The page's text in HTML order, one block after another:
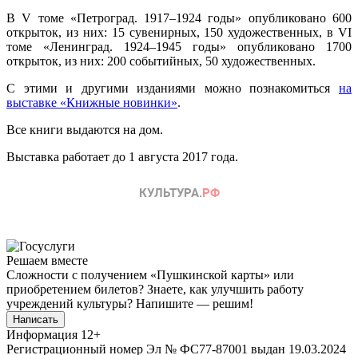
В V томе «Петроград. 1917–1924 годы» опубликовано 600
открыток, из них: 15 сувенирных, 150 художественных, в VI
томе «Ленинград. 1924–1945 годы» опубликовано 1700
открыток, из них: 200 событийных, 50 художественных.
С этими и другими изданиями можно познакомиться на
выставке «Книжные новинки».
Все книги выдаются на дом.
Выставка работает до 1 августа 2017 года.
Решаем вместе
Сложности с получением «Пушкинской карты» или
приобретением билетов? Знаете, как улучшить работу
учреждений культуры? Напишите — решим!
Написать
Информация 12+
Регистрационный номер Эл № ФС77-87001 выдан 19.03.2024